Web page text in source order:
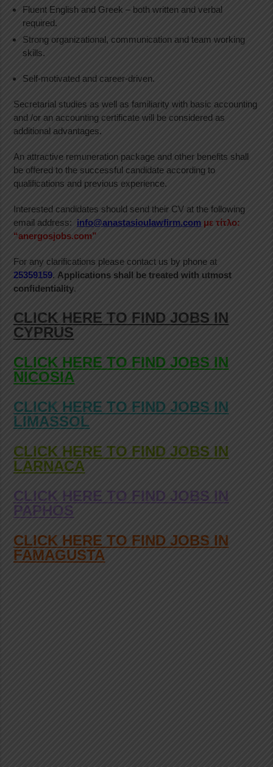
Fluent English and Greek – both written and verbal
required.
Strong organizational, communication and team working
skills.
Self-motivated and career-driven.
Secretarial studies as well as familiarity with basic accounting
and /or an accounting certificate will be considered as
additional advantages.
An attractive remuneration package and other benefits shall
be offered to the successful candidate according to
qualifications and previous experience.
Interested candidates should send their CV at the following
email address: info@anastasioulawfirm.com με τίτλο:
“anergosjobs.com”
For any clarifications please contact us by phone at
25359159. Applications shall be treated with utmost
confidentiality.
CLICK HERE TO FIND JOBS IN
CYPRUS
CLICK HERE TO FIND JOBS IN
NICOSIA
CLICK HERE TO FIND JOBS IN
LIMASSOL
CLICK HERE TO FIND JOBS IN
LARNACA
CLICK HERE TO FIND JOBS IN
PAPHOS
CLICK HERE TO FIND JOBS IN
FAMAGUSTA